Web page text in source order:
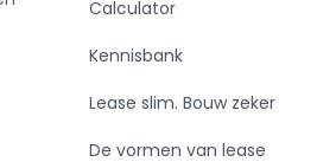
uit voor lager verbruik
pk (110 kW) – vlotte en
– snelle en uiterst
Calculator
Kennisbank
Lease slim. Bouw zeker
De vormen van lease